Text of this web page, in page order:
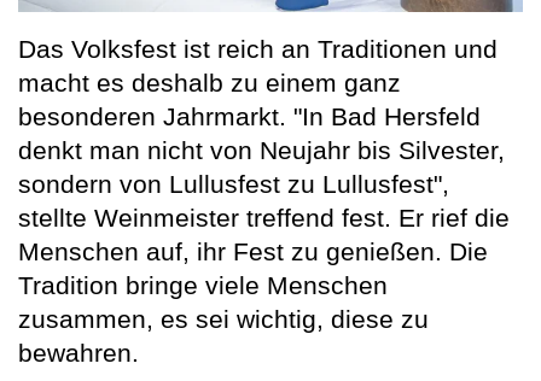
Das Volksfest ist reich an Traditionen und
macht es deshalb zu einem ganz
besonderen Jahrmarkt. "In Bad Hersfeld
denkt man nicht von Neujahr bis Silvester,
sondern von Lullusfest zu Lullusfest",
stellte Weinmeister treffend fest. Er rief die
Menschen auf, ihr Fest zu genießen. Die
Tradition bringe viele Menschen
zusammen, es sei wichtig, diese zu
bewahren.